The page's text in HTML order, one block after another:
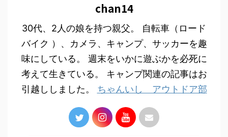
chan14
30代、2人の娘を持つ親父。 自転車（ロード
バイク ）、カメラ、キャンプ、サッカーを趣
味にしている。 週末をいかに遊ぶかを必死に
考えて生きている。 キャンプ関連の記事はお
引越ししました。 ちゃんいし アウトドア部